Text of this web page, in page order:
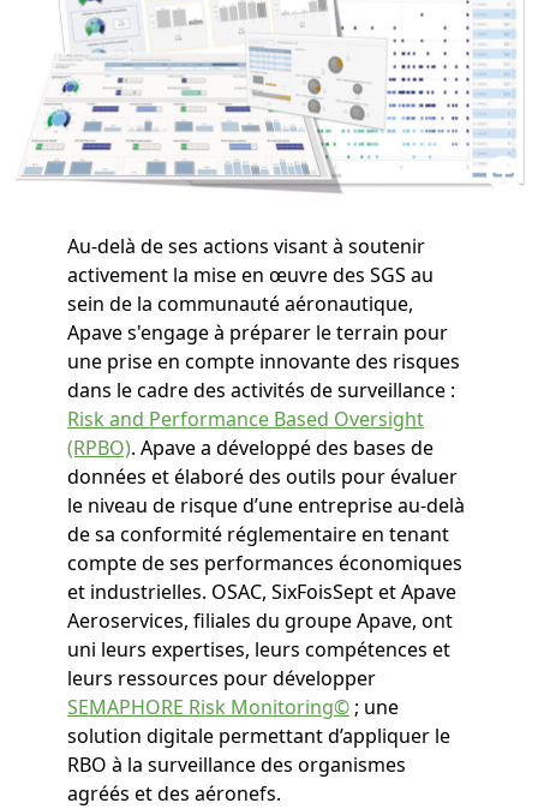
Au-delà de ses actions visant à soutenir
activement la mise en œuvre des SGS au
sein de la communauté aéronautique,
Apave s'engage à préparer le terrain pour
une prise en compte innovante des risques
dans le cadre des activités de surveillance :
Risk and Performance Based Oversight
(RPBO). Apave a développé des bases de
données et élaboré des outils pour évaluer
le niveau de risque d’une entreprise au-delà
de sa conformité réglementaire en tenant
compte de ses performances économiques
et industrielles. OSAC, SixFoisSept et Apave
Aeroservices, filiales du groupe Apave, ont
uni leurs expertises, leurs compétences et
leurs ressources pour développer
SEMAPHORE Risk Monitoring© ; une
solution digitale permettant d’appliquer le
RBO à la surveillance des organismes
agréés et des aéronefs.